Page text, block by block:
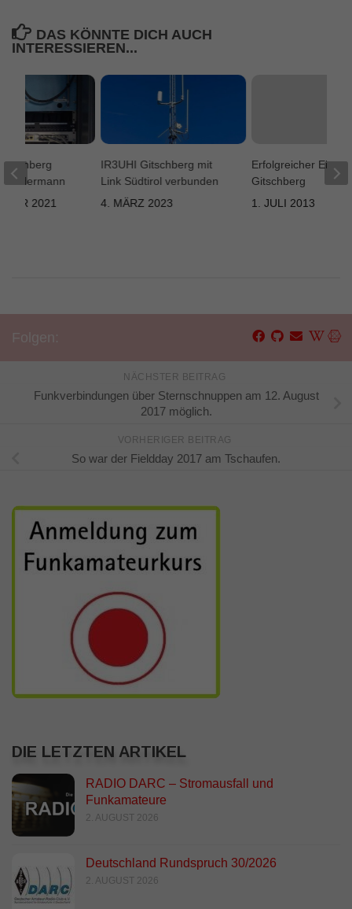
DAS KÖNNTE DICH AUCH
INTERESSIEREN...
IR3UHI Gitschberg mit
Link Südtirol verbunden
4. MÄRZ 2023
Erfolgreicher
Gitschberg
1. JULI 2013
Vordermann
2021
NÄCHSTER BEITRAG
Funkverbindungen über Sternschnuppen am 12. August
2017 möglich.
VORHERIGER BEITRAG
So war der Fieldday 2017 am Tschaufen.
DIE LETZTEN ARTIKEL
RADIO DARC – Stromausfall und
Funkamateure
2. AUGUST 2026
Deutschland Rundspruch 30/2026
2. AUGUST 2026